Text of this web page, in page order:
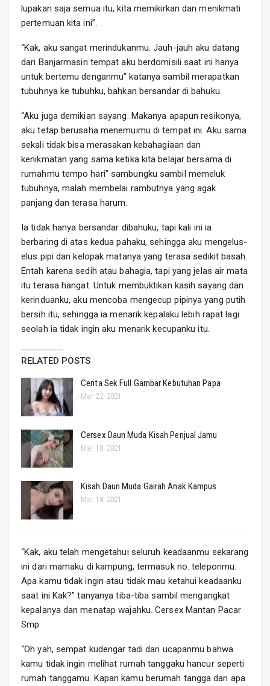
lupakan saja semua itu, kita memikirkan dan menikmati
pertemuan kita ini”.
“Kak, aku sangat merindukanmu. Jauh-jauh aku datang
dari Banjarmasin tempat aku berdomisili saat ini hanya
untuk bertemu denganmu” katanya sambil merapatkan
tubuhnya ke tubuhku, bahkan bersandar di bahuku.
“Aku juga demikian sayang. Makanya apapun resikonya,
aku tetap berusaha menemuimu di tempat ini. Aku sama
sekali tidak bisa merasakan kebahagiaan dan
kenikmatan yang sama ketika kita belajar bersama di
rumahmu tempo hari” sambungku sambil memeluk
tubuhnya, malah membelai rambutnya yang agak
panjang dan terasa harum.
Ia tidak hanya bersandar dibahuku, tapi kali ini ia
berbaring di atas kedua pahaku, sehingga aku mengelus-
elus pipi dan kelopak matanya yang terasa sedikit basah.
Entah karena sedih atau bahagia, tapi yang jelas air mata
itu terasa hangat. Untuk membuktikan kasih sayang dan
kerinduanku, aku mencoba mengecup pipinya yang putih
bersih itu, sehingga ia menarik kepalaku lebih rapat lagi
seolah ia tidak ingin aku menarik kecupanku itu.
RELATED POSTS
Cerita Sek Full Gambar Kebutuhan Papa
Mar 22, 2021
Cersex Daun Muda Kisah Penjual Jamu
Mar 18, 2021
Kisah Daun Muda Gairah Anak Kampus
Mar 18, 2021
“Kak, aku telah mengetahui seluruh keadaanmu sekarang
ini dari mamaku di kampung, termasuk no. teleponmu.
Apa kamu tidak ingin atau tidak mau ketahui keadaanku
saat ini Kak?” tanyanya tiba-tiba sambil mengangkat
kepalanya dan menatap wajahku. Cersex Mantan Pacar
Smp
“Oh yah, sempat kudengar tadi dari ucapanmu bahwa
kamu tidak ingin melihat rumah tanggaku hancur seperti
rumah tanggamu. Kapan kamu berumah tangga dan apa